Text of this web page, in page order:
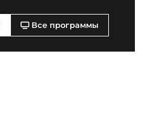
Все программы